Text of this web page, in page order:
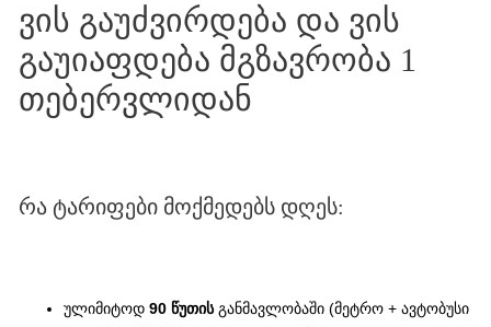
ვის გაუძვირდება და ვის
გაუიაფდება მგზავრობა 1
თებერვლიდან
რა ტარიფები მოქმედებს დღეს:
ულიმიტოდ90 წუთისგანმავლობაში (მეტრო + ავტობუსი